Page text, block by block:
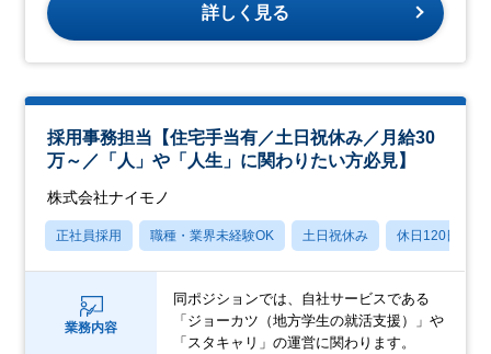
詳しく見る
採用事務担当【住宅手当有／土日祝休み／月給30
万～／「人」や「人生」に関わりたい方必見】
株式会社ナイモノ
正社員採用 職種・業界未経験OK 土日祝休み 休日120日以上
業務内容
同ポジションでは、自社サービスである
「ジョーカツ（地方学生の就活支援）」や
「スタキャリ」の運営に関わります。